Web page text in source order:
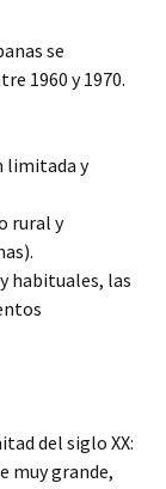
se
1960 y 1970.
limitada y
rural y
habituales, las
del siglo XX:
muy grande,